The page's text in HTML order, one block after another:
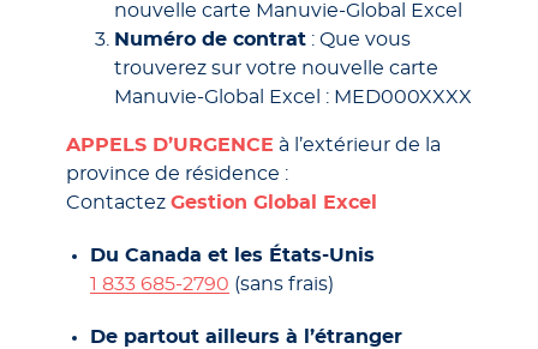
nouvelle carte Manuvie-Global Excel
Numéro de contrat : Que vous
trouverez sur votre nouvelle carte
Manuvie-Global Excel : MED000XXXX
APPELS D’URGENCE à l’extérieur de la
province de résidence :
Contactez Gestion Global Excel
Du Canada et les États-Unis
1 833 685-2790 (sans frais)
De partout ailleurs à l’étranger